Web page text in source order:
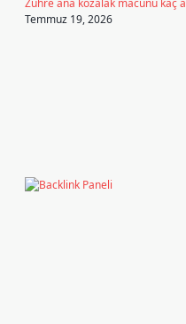
Zühre ana kozalak macunu kaç
Temmuz 19, 2026